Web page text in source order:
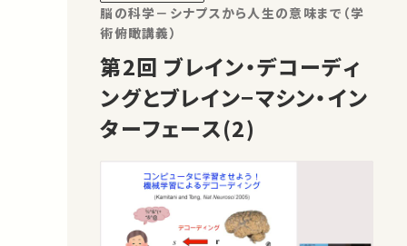
脳の科学－シナプスから人生の意味まで（学
術俯瞰講義）
第2回 ブレイン・デコーディ
ングとブレイン−マシン・イン
ターフェース(2)